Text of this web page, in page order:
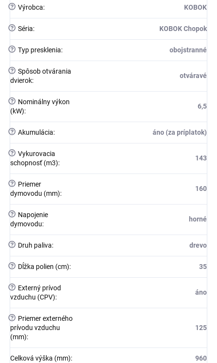
? Výrobca: KOBOK
? Séria: KOBOK Chopok
? Typ presklenia: obojstranné
? Spôsob otvárania
dvierok:
otváravé
?
Nominálny výkon
(kW):
6,5
? Akumulácia: áno (za príplatok)
? Vykurovacia
schopnosť (m3):
143
?
Priemer
dymovodu (mm):
160
?
Napojenie
dymovodu:
horné
? Druh paliva: drevo
? Dĺžka polien (cm): 35
?
Externý prívod
vzduchu (CPV):
áno
?
Priemer externého
prívodu vzduchu
(mm):
125
Celková výška (mm): 960